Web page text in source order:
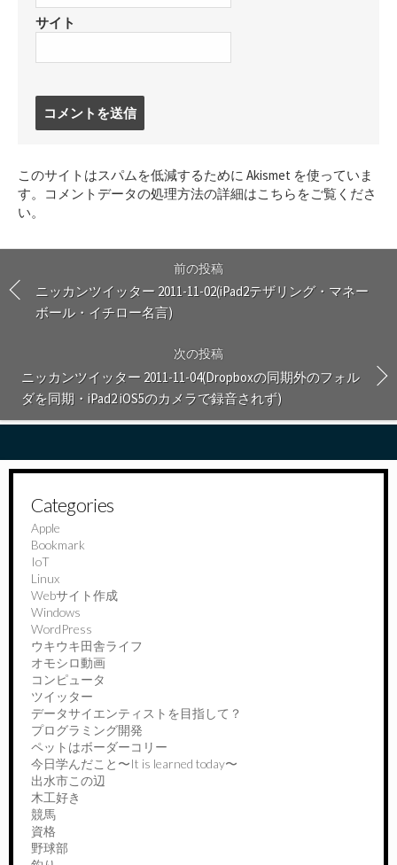
サイト
す
る
このサイトはスパムを低減するために Akismet を使っていま
す。
コメントデータの処理方法の詳細はこちらをご覧くださ
い。
前の投稿
ニッカンツイッター 2011-11-02(iPad2テザリング・マネー
ボール・イチロー名言)
次の投稿
ニッカンツイッター 2011-11-04(Dropboxの同期外のフォル
ダを同期・iPad2 iOS5のカメラで録音されず)
Categories
Apple
Bookmark
IoT
Linux
Webサイト作成
Windows
WordPress
ウキウキ田舎ライフ
オモシロ動画
コンピュータ
ツイッター
データサイエンティストを目指して？
プログラミング開発
ペットはボーダーコリー
今日学んだこと〜It is learned today〜
出水市この辺
木工好き
競馬
資格
野球部